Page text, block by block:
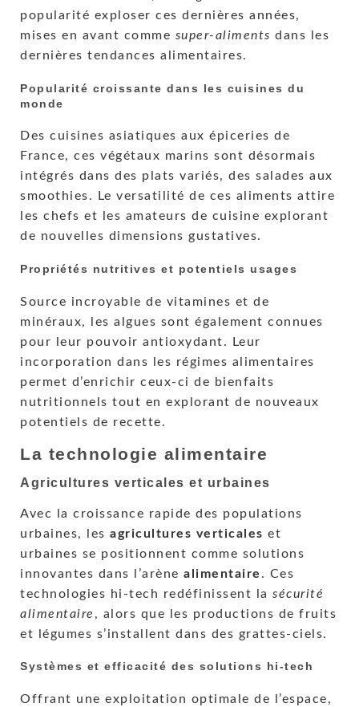
popularité exploser ces dernières années,
mises en avant comme super-aliments dans les
dernières tendances alimentaires.
Popularité croissante dans les cuisines du
monde
Des cuisines asiatiques aux épiceries de
France, ces végétaux marins sont désormais
intégrés dans des plats variés, des salades aux
smoothies. Le versatilité de ces aliments attire
les chefs et les amateurs de cuisine explorant
de nouvelles dimensions gustatives.
Propriétés nutritives et potentiels usages
Source incroyable de vitamines et de
minéraux, les algues sont également connues
pour leur pouvoir antioxydant. Leur
incorporation dans les régimes alimentaires
permet d’enrichir ceux-ci de bienfaits
nutritionnels tout en explorant de nouveaux
potentiels de recette.
La technologie alimentaire
Agricultures verticales et urbaines
Avec la croissance rapide des populations
urbaines, les agricultures verticales et
urbaines se positionnent comme solutions
innovantes dans l’arène alimentaire . Ces
technologies hi-tech redéfinissent la sécurité
alimentaire , alors que les productions de fruits
et légumes s’installent dans des grattes-ciels.
Systèmes et efficacité des solutions hi-tech
Offrant une exploitation optimale de l’espace,